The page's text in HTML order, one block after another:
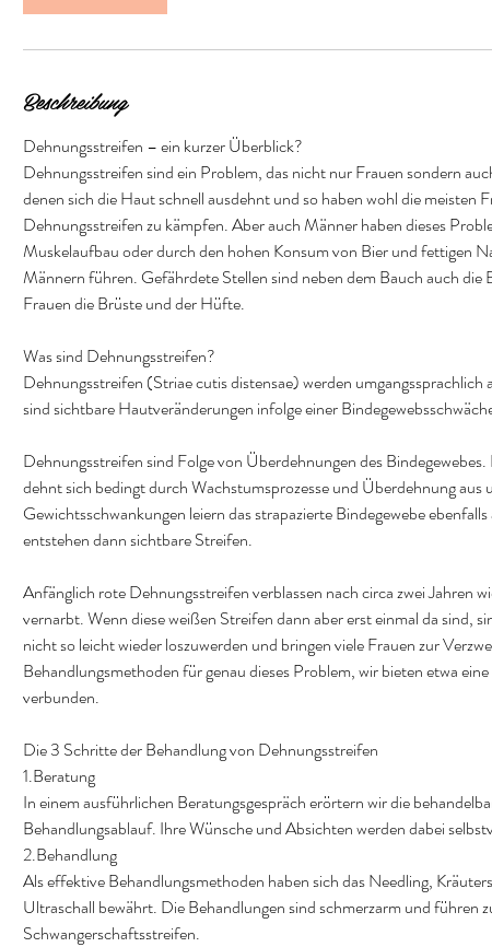
Beschreibung
Dehnungsstreifen – ein kurzer Überblick?
Dehnungsstreifen sind ein Problem, das nicht nur Frauen sondern
denen sich die Haut schnell ausdehnt und so haben wohl die meisten
Dehnungsstreifen zu kämpfen. Aber auch Männer haben dieses
Muskelaufbau oder durch den hohen Konsum von Bier und fettigen
Männern führen. Gefährdete Stellen sind neben dem Bauch auch
Frauen die Brüste und der Hüfte.
Was sind Dehnungsstreifen?
Dehnungsstreifen (Striae cutis distensae) werden
sind sichtbare Hautveränderungen infolge einer
Dehnungsstreifen sind Folge von Überdehnungen des
dehnt sich bedingt durch Wachstumsprozesse und Überdehnung
Gewichtsschwankungen leiern das strapazierte Bindegewebe
entstehen dann sichtbare Streifen.
Anfänglich rote Dehnungsstreifen verblassen nach circa zwei Jahren
vernarbt. Wenn diese weißen Streifen dann aber erst einmal da sind,
nicht so leicht wieder loszuwerden und bringen viele Frauen zur
Behandlungsmethoden für genau dieses Problem, wir bieten etwa
verbunden.
Die 3 Schritte der Behandlung von Dehnungsstreifen
1.Beratung
In einem ausführlichen Beratungsgespräch erörtern wir die
Behandlungsablauf. Ihre Wünsche und Absichten werden dabei
2.Behandlung
Als effektive Behandlungsmethoden haben sich das Needling,
Ultraschall bewährt. Die Behandlungen sind schmerzarm und führen
Schwangerschaftsstreifen.